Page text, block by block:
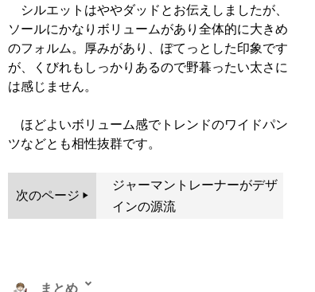
シルエットはややダッドとお伝えしましたが、
ソールにかなりボリュームがあり全体的に大きめ
のフォルム。厚みがあり、ぽてっとした印象です
が、くびれもしっかりあるので野暮ったい太さに
は感じません。
ほどよいボリューム感でトレンドのワイドパン
ツなどとも相性抜群です。
次のページ
ジャーマントレーナーがデザ
インの源流
まとめ